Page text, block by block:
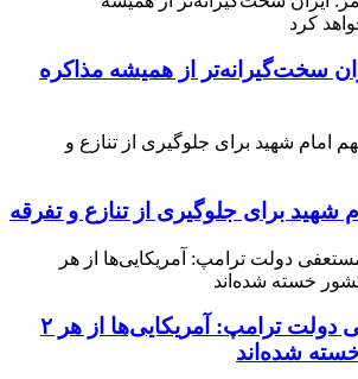
سخت‌گیرانه‌تر از همیشه مذاکره
شهید برای جلوگیری از تنازع و تفرقه
مقام مستعفی دولت ترامپ: آمریکایی‌ها از هر ۲
شده‌اند